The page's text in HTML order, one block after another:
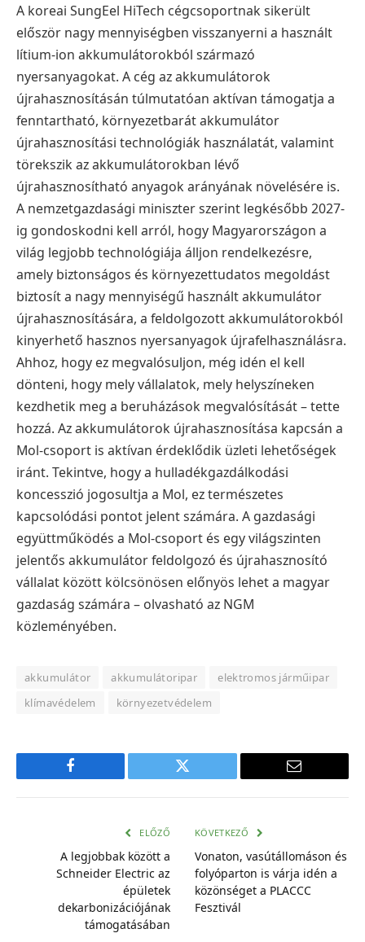
A koreai SungEel HiTech cégcsoportnak sikerült
először nagy mennyiségben visszanyerni a használt
lítium-ion akkumulátorokból származó
nyersanyagokat. A cég az akkumulátorok
újrahasznosításán túlmutatóan aktívan támogatja a
fenntartható, környezetbarát akkumulátor
újrahasznosítási technológiák használatát, valamint
törekszik az akkumulátorokban lévő
újrahasznosítható anyagok arányának növelésére is.
A nemzetgazdasági miniszter szerint legkésőbb 2027-
ig gondoskodni kell arról, hogy Magyarországon a
világ legjobb technológiája álljon rendelkezésre,
amely biztonságos és környezettudatos megoldást
biztosít a nagy mennyiségű használt akkumulátor
újrahasznosítására, a feldolgozott akkumulátorokból
kinyerhető hasznos nyersanyagok újrafelhasználásra.
Ahhoz, hogy ez megvalósuljon, még idén el kell
dönteni, hogy mely vállalatok, mely helyszíneken
kezdhetik meg a beruházások megvalósítását – tette
hozzá. Az akkumulátorok újrahasznosítása kapcsán a
Mol-csoport is aktívan érdeklődik üzleti lehetőségek
iránt. Tekintve, hogy a hulladékgazdálkodási
koncesszió jogosultja a Mol, ez természetes
kapcsolódási pontot jelent számára. A gazdasági
együttműködés a Mol-csoport és egy világszinten
jelentős akkumulátor feldolgozó és újrahasznosító
vállalat között kölcsönösen előnyös lehet a magyar
gazdaság számára – olvasható az NGM
közleményében.
akkumulátor akkumulátoripar
elektromos járműipar
klímavédelem
környezetvédelem
Facebook Twitter
E-
ELŐZŐ
A legjobbak között a
Schneider Electric az
épületek
dekarbonizációjának
támogatásában
KÖVETKEZŐ
Vonaton, vasútállomáson és
folyóparton is várja idén a
közönséget a PLACCC
Fesztivál